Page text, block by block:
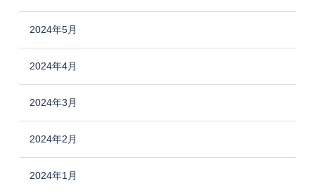
2024年5月
2024年4月
2024年3月
2024年2月
2024年1月